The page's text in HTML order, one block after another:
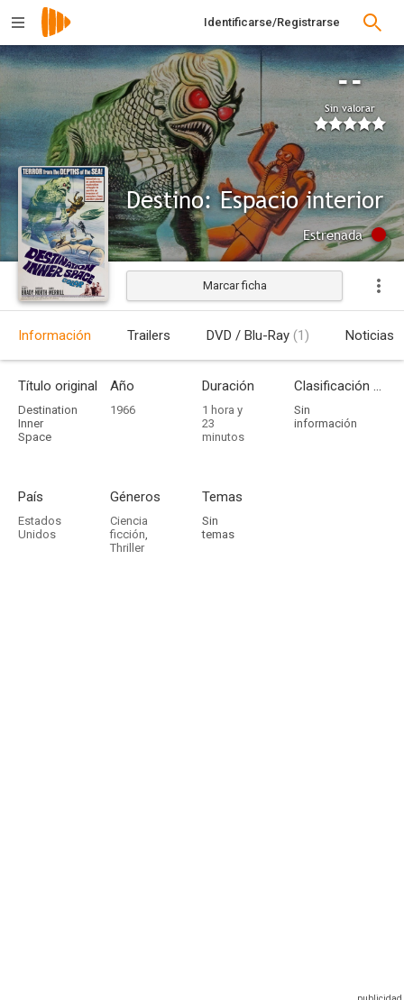
Identificarse/Registrarse
--
Sin valorar
Destino: Espacio interior
Estrenada
Marcar ficha
Información Trailers DVD / Blu-Ray (1) Noticias
Título original
Destination
Inner
Space
Año
1966
Duración
1 hora y
23
minutos
Clasificación por edades
Sin
información
País
Estados
Unidos
Géneros
Ciencia
ficción,
Thriller
Temas
Sin
temas